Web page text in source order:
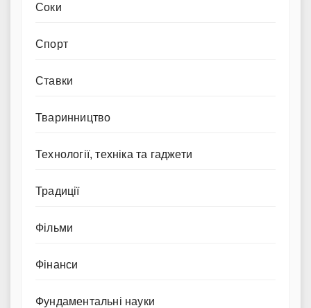
Соки
Спорт
Ставки
Тваринництво
Технології, техніка та гаджети
Традиції
Фільми
Фінанси
Фундаментальні науки